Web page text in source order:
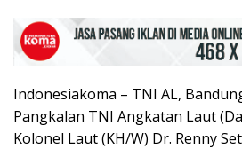
Indonesiakoma – TNI AL,
Pangkalan TNI Angkatan Laut
Kolonel Laut (KH/W) Dr. Renny